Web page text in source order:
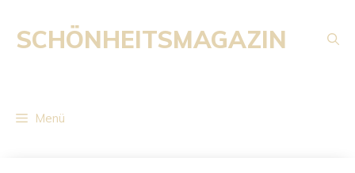
Inhalt
springen
SCHÖNHEITSMAGAZIN
Menü